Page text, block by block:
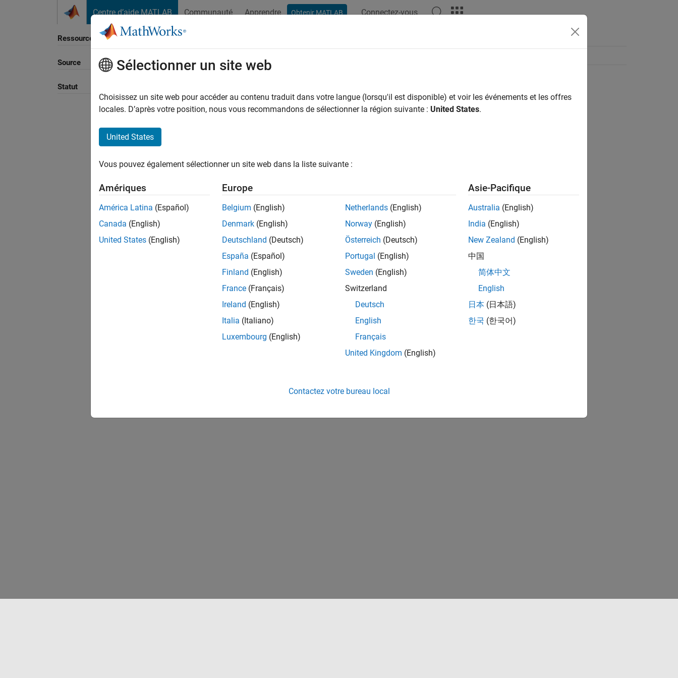
Centre d’aide MATLAB Communauté Apprendre Obtenir MATLAB Connectez-vous
Ressource
Source
Statut
Sélectionner un site web
Choisissez un site web pour accéder au contenu traduit dans votre langue (lorsqu'il est disponible) et voir les événements et les offres
locales. D’après votre position, nous vous recommandons de sélectionner la région suivante : United States.
United States
Vous pouvez également sélectionner un site web dans la liste suivante :
Amériques
América Latina (Español)
Canada (English)
United States (English)
Europe
Belgium (English)
Denmark (English)
Deutschland (Deutsch)
España (Español)
Finland (English)
France (Français)
Ireland (English)
Italia (Italiano)
Luxembourg (English)
Netherlands (English)
Norway (English)
Österreich (Deutsch)
Portugal (English)
Sweden (English)
Switzerland
Deutsch
English
Français
United Kingdom (English)
Asie-Pacifique
Australia (English)
India (English)
New Zealand (English)
中国
简体中文
English
日本 (日本語)
한국 (한국어)
Contactez votre bureau local